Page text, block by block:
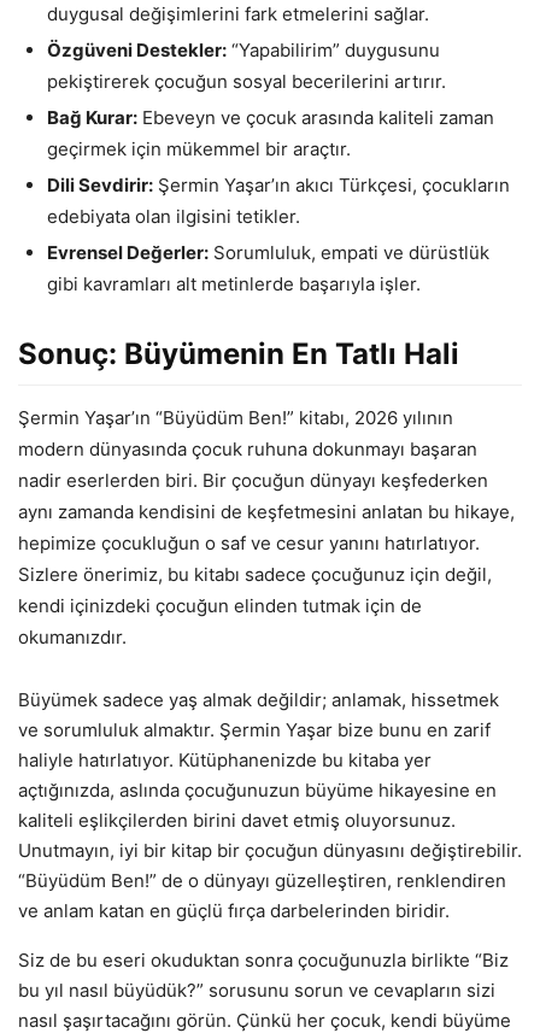
duygusal değişimlerini fark etmelerini sağlar.
Özgüveni Destekler: “Yapabilirim” duygusunu
pekiştirerek çocuğun sosyal becerilerini artırır.
Bağ Kurar: Ebeveyn ve çocuk arasında kaliteli zaman
geçirmek için mükemmel bir araçtır.
Dili Sevdirir: Şermin Yaşar’ın akıcı Türkçesi, çocukların
edebiyata olan ilgisini tetikler.
Evrensel Değerler: Sorumluluk, empati ve dürüstlük
gibi kavramları alt metinlerde başarıyla işler.
Sonuç: Büyümenin En Tatlı Hali
Şermin Yaşar’ın “Büyüdüm Ben!” kitabı, 2026 yılının
modern dünyasında çocuk ruhuna dokunmayı başaran
nadir eserlerden biri. Bir çocuğun dünyayı keşfederken
aynı zamanda kendisini de keşfetmesini anlatan bu hikaye,
hepimize çocukluğun o saf ve cesur yanını hatırlatıyor.
Sizlere önerimiz, bu kitabı sadece çocuğunuz için değil,
kendi içinizdeki çocuğun elinden tutmak için de
okumanızdır.
Büyümek sadece yaş almak değildir; anlamak, hissetmek
ve sorumluluk almaktır. Şermin Yaşar bize bunu en zarif
haliyle hatırlatıyor. Kütüphanenizde bu kitaba yer
açtığınızda, aslında çocuğunuzun büyüme hikayesine en
kaliteli eşlikçilerden birini davet etmiş oluyorsunuz.
Unutmayın, iyi bir kitap bir çocuğun dünyasını değiştirebilir.
“Büyüdüm Ben!” de o dünyayı güzelleştiren, renklendiren
ve anlam katan en güçlü fırça darbelerinden biridir.
Siz de bu eseri okuduktan sonra çocuğunuzla birlikte “Biz
bu yıl nasıl büyüdük?” sorusunu sorun ve cevapların sizi
nasıl şaşırtacağını görün. Çünkü her çocuk, kendi büyüme